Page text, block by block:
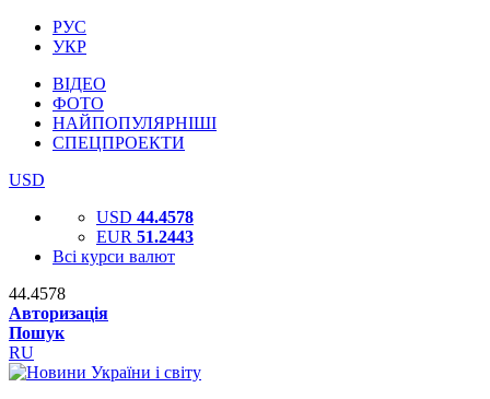
РУС
УКР
ВІДЕО
ФОТО
НАЙПОПУЛЯРНІШІ
СПЕЦПРОЕКТИ
USD
USD 44.4578
EUR 51.2443
Всі курси валют
44.4578
Авторизація
Пошук
RU